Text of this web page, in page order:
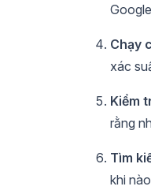
Chạy
xác
Kiểm
rằng
Tìm
khi